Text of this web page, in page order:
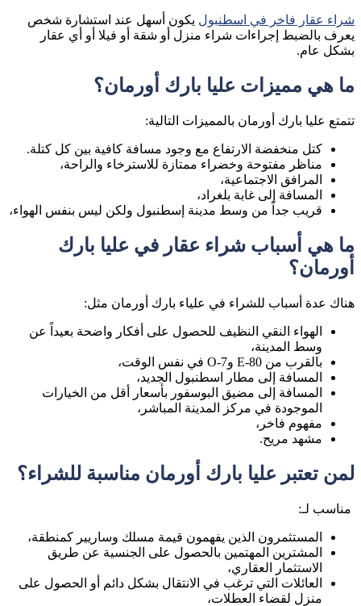
شراء عقار فاخر في اسطنبول يكون أسهل عند استشارة شخص
يعرف بالضبط إجراءات شراء منزل أو شقة أو فيلا أو أي عقار
بشكل عام.
ما هي مميزات عليا بارك أورمان؟
تتمتع عليا بارك أورمان بالمميزات التالية:
كتل منخفضة الارتفاع مع وجود مسافة كافية بين كل كتلة.
مناظر مفتوحة وخضراء ممتازة للاسترخاء والراحة،
المرافق الاجتماعية،
المسافة إلى غابة بلغراد،
قريب جداً من وسط مدينة إسطنبول ولكن ليس بنفس الهواء،
ما هي أسباب شراء عقار في عليا بارك
أورمان؟
هناك عدة أسباب للشراء في علياء بارك أورمان مثل:
الهواء النقي النظيف للحصول على أفكار واضحة بعيداً عن
وسط المدينة،
بالقرب من E-80 وO-7 في نفس الوقت،
المسافة إلى مطار اسطنبول الجديد،
المسافة إلى مضيق البوسفور بأسعار أقل من الخيارات
الموجودة في مركز المدينة المباشر،
مفهوم فاخر،
مشهد مريح.
لمن تعتبر عليا بارك أورمان مناسبة للشراء؟
مناسب لـ:
المستثمرون الذين يفهمون قيمة مسلك وساريير كمنطقة،
المشترين المهتمين بالحصول على الجنسية عن طريق
الاستثمار العقاري،
العائلات التي ترغب في الانتقال بشكل دائم أو الحصول على
منزل لقضاء العطلات،